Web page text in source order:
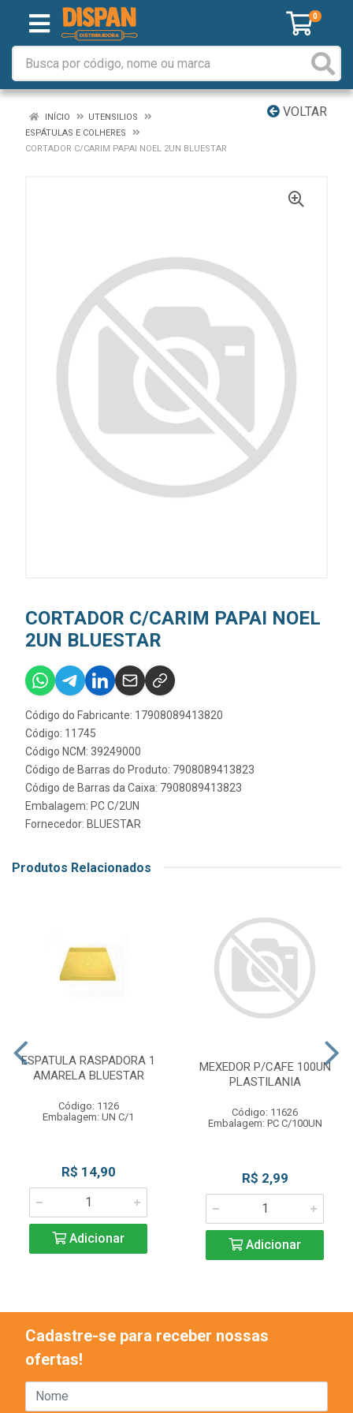
0
VOLTAR
INÍCIO
UTENSILIOS
ESPÁTULAS E COLHERES
CORTADOR C/CARIM PAPAI NOEL 2UN BLUESTAR
CORTADOR C/CARIM PAPAI NOEL
2UN BLUESTAR
Código do Fabricante: 17908089413820
Código: 11745
Código NCM: 39249000
Código de Barras do Produto: 7908089413823
Código de Barras da Caixa: 7908089413823
Embalagem: PC C/2UN
Fornecedor: BLUESTAR
Produtos Relacionados
ESPATULA RASPADORA 1
AMARELA BLUESTAR
Código: 1126
Embalagem: UN C/1
R$ 14,90
Adicionar
MEXEDOR P/CAFE 100UN
PLASTILANIA
Código: 11626
Embalagem: PC C/100UN
R$ 2,99
Adicionar
Cadastre-se para receber nossas
ofertas!